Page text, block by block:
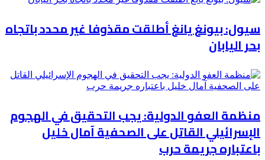
سيول: بيونغ يانغ أطلقت مقذوفا غير محدد باتجاه
بحر اليابان
منظمة العفو الدولية: يجب التحقيق في الهجوم
الإسرائيلي القاتل على الصحفية آمال خليل
باعتباره جريمة حرب